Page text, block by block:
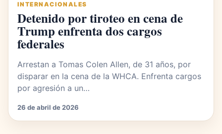
INTERNACIONALES
Detenido por tiroteo en cena de
Trump enfrenta dos cargos
federales
Arrestan a Tomas Colen Allen, de 31 años, por
disparar en la cena de la WHCA. Enfrenta cargos
por agresión a un…
26 de abril de 2026